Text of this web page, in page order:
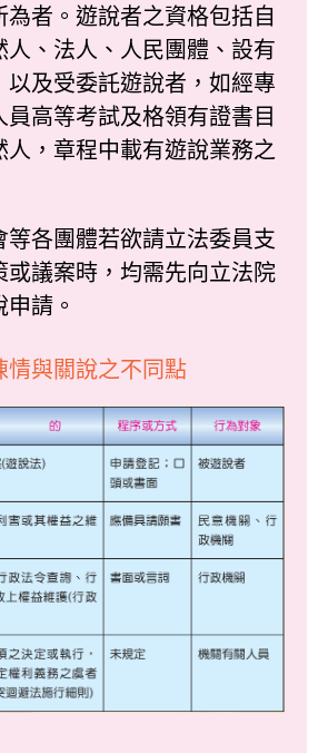
者。遊說者之資格包括自
人、法人、人民團體、設有
以及受委託遊說者，如經專
員高等考試及格領有證書目
人，章程中載有遊說業務之
各團體若欲請立法委員支
或議案時，均需先向立法院
請。
情與關說之不同點